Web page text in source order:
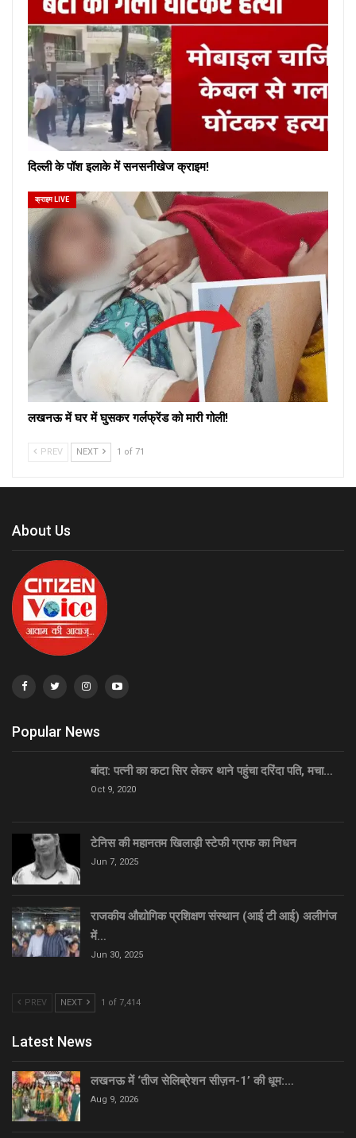
दिल्ली के पॉश इलाके में सनसनीखेज क्राइम!
क्राइम LIVE
लखनऊ में घर में घुसकर गर्लफ्रेंड को मारी गोली!
PREV NEXT 1 of 71
About Us
Popular News
बांदा: पत्नी का कटा सिर लेकर थाने पहुंचा दरिंदा पति, मचा…
Oct 9, 2020
टेनिस की महानतम खिलाड़ी स्टेफी ग्राफ का निधन
Jun 7, 2025
राजकीय औद्योगिक प्रशिक्षण संस्थान (आई टी आई) अलीगंज
में…
Jun 30, 2025
PREV NEXT 1 of 7,414
Latest News
लखनऊ में ‘तीज सेलिब्रेशन सीज़न-1’ की धूम:…
Aug 9, 2026